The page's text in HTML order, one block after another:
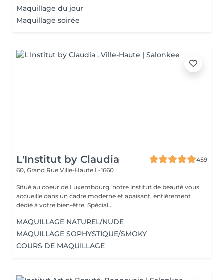
Maquillage du jour
Maquillage soirée
L'Institut by Claudia
459
60, Grand Rue Ville-Haute L-1660
Situé au coeur de Luxembourg, notre institut de beauté vous
accueille dans un cadre moderne et apaisant, entièrement
dédié à votre bien-être. Spécial...
MAQUILLAGE NATUREL/NUDE
MAQUILLAGE SOPHYSTIQUE/SMOKY
COURS DE MAQUILLAGE